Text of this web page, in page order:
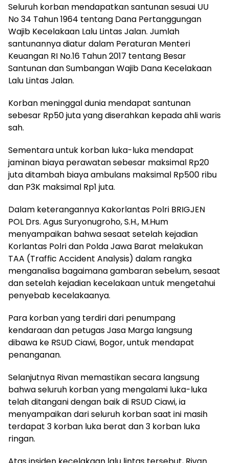
Seluruh korban mendapatkan santunan sesuai UU
No 34 Tahun 1964 tentang Dana Pertanggungan
Wajib Kecelakaan Lalu Lintas Jalan. Jumlah
santunannya diatur dalam Peraturan Menteri
Keuangan RI No.16 Tahun 2017 tentang Besar
Santunan dan Sumbangan Wajib Dana Kecelakaan
Lalu Lintas Jalan.
Korban meninggal dunia mendapat santunan
sebesar Rp50 juta yang diserahkan kepada ahli waris
sah.
Sementara untuk korban luka-luka mendapat
jaminan biaya perawatan sebesar maksimal Rp20
juta ditambah biaya ambulans maksimal Rp500 ribu
dan P3K maksimal Rp1 juta.
Dalam keterangannya Kakorlantas Polri BRIGJEN
POL Drs. Agus Suryonugroho, S.H., M.Hum
menyampaikan bahwa sesaat setelah kejadian
Korlantas Polri dan Polda Jawa Barat melakukan
TAA (Traffic Accident Analysis) dalam rangka
menganalisa bagaimana gambaran sebelum, sesaat
dan setelah kejadian kecelakaan untuk mengetahui
penyebab kecelakaanya.
Para korban yang terdiri dari penumpang
kendaraan dan petugas Jasa Marga langsung
dibawa ke RSUD Ciawi, Bogor, untuk mendapat
penanganan.
Selanjutnya Rivan memastikan secara langsung
bahwa seluruh korban yang mengalami luka-luka
telah ditangani dengan baik di RSUD Ciawi, ia
menyampaikan dari seluruh korban saat ini masih
terdapat 3 korban luka berat dan 3 korban luka
ringan.